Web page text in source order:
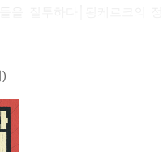
와 주치의(1941~1944)
록물 관리청, 워싱턴
실감 상실│오이코달 복용